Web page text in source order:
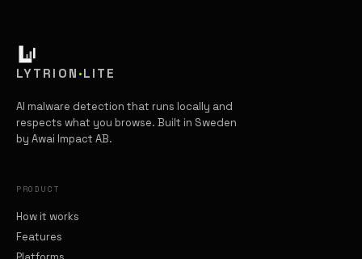
LYTRION ·LITE
AI malware detection that runs locally and
respects what you browse. Built in Sweden
by Awai Impact AB.
PRODUCT
How it works
Features